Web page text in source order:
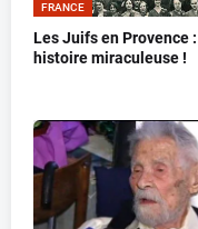
FRANCE
Les Juifs en Provence
histoire miraculeuse !